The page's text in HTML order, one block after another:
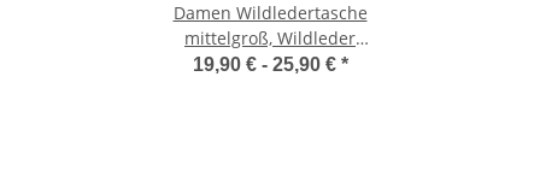
Damen Wildledertasche
mittelgroß, Wildleder
Umhängetasche Cross Body,
19,90 € - 25,90 € *